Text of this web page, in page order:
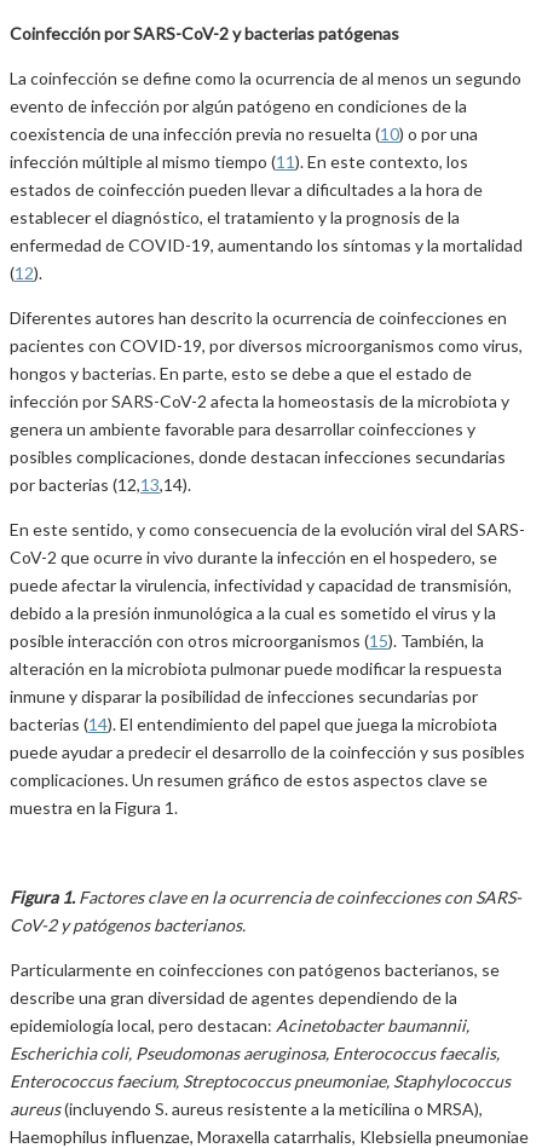
Coinfección por SARS-CoV-2 y bacterias patógenas
La coinfección se define como la ocurrencia de al menos un segundo
evento de infección por algún patógeno en condiciones de la
coexistencia de una infección previa no resuelta (10) o por una
infección múltiple al mismo tiempo (11). En este contexto, los
estados de coinfección pueden llevar a dificultades a la hora de
establecer el diagnóstico, el tratamiento y la prognosis de la
enfermedad de COVID-19, aumentando los síntomas y la mortalidad
(12).
Diferentes autores han descrito la ocurrencia de coinfecciones en
pacientes con COVID-19, por diversos microorganismos como virus,
hongos y bacterias. En parte, esto se debe a que el estado de
infección por SARS-CoV-2 afecta la homeostasis de la microbiota y
genera un ambiente favorable para desarrollar coinfecciones y
posibles complicaciones, donde destacan infecciones secundarias
por bacterias (12,13,14).
En este sentido, y como consecuencia de la evolución viral del SARS-
CoV-2 que ocurre in vivo durante la infección en el hospedero, se
puede afectar la virulencia, infectividad y capacidad de transmisión,
debido a la presión inmunológica a la cual es sometido el virus y la
posible interacción con otros microorganismos (15). También, la
alteración en la microbiota pulmonar puede modificar la respuesta
inmune y disparar la posibilidad de infecciones secundarias por
bacterias (14). El entendimiento del papel que juega la microbiota
puede ayudar a predecir el desarrollo de la coinfección y sus posibles
complicaciones. Un resumen gráfico de estos aspectos clave se
muestra en la Figura 1.
Figura 1. Factores clave en la ocurrencia de coinfecciones con SARS-
CoV-2 y patógenos bacterianos.
Particularmente en coinfecciones con patógenos bacterianos, se
describe una gran diversidad de agentes dependiendo de la
epidemiología local, pero destacan: Acinetobacter baumannii,
Escherichia coli, Pseudomonas aeruginosa, Enterococcus faecalis,
Enterococcus faecium, Streptococcus pneumoniae, Staphylococcus
aureus(incluyendo S. aureus resistente a la meticilina o MRSA),
Haemophilus influenzae, Moraxella catarrhalis, Klebsiella pneumoniae